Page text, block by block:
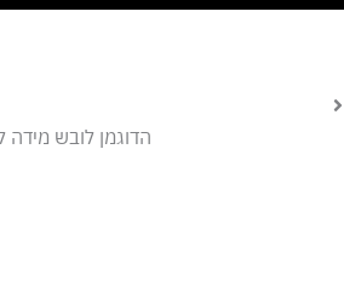
הדוגמן לובש מידה